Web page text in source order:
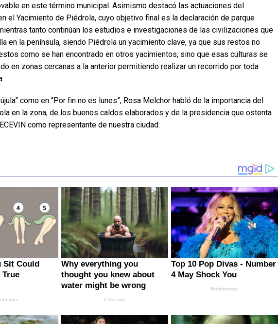
en este término municipal. Asimismo destacó las actuaciones del
el Yacimiento de Piédrola, cuyo objetivo final es la declaración de parque
tanto continúan los estudios e investigaciones de las civilizaciones que
en la península, siendo Piédrola un yacimiento clave, ya que sus restos no
como se han encontrado en otros yacimientos, sino que esas culturas se
en zonas cercanas a la anterior permitiendo realizar un recorrido por toda
como en “Por fin no es lunes”, Rosa Melchor habló de la importancia del
en la zona, de los buenos caldos elaborados y de la presidencia que ostenta
como representante de nuestra ciudad.